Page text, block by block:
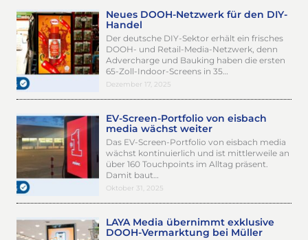
Neues DOOH-Netzwerk für den DIY-
Handel
Der deutsche DIY-Sektor erhält ein frisches
DOOH- und Retail-Media-Netzwerk, denn
Advercharge und Bauking haben die ersten
65-Zoll-Indoor-Screens in 35…
Dezember 17, 2025
EV-Screen-Portfolio von eisbach
media wächst weiter
Das EV-Screen-Portfolio von eisbach media
wächst kontinuierlich und ist mittlerweile an
über 160 Touchpoints im Alltag präsent.
Damit baut…
Oktober 31, 2025
LAYA Media übernimmt exklusive
DOOH-Vermarktung bei Müller